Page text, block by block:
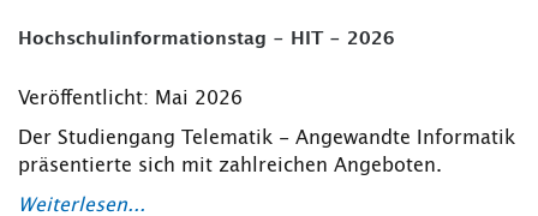
Hochschulinformationstag - HIT - 2026
Veröffentlicht: Mai 2026
Der Studiengang Telematik - Angewandte Informatik
präsentierte sich mit zahlreichen Angeboten.
Weiterlesen...